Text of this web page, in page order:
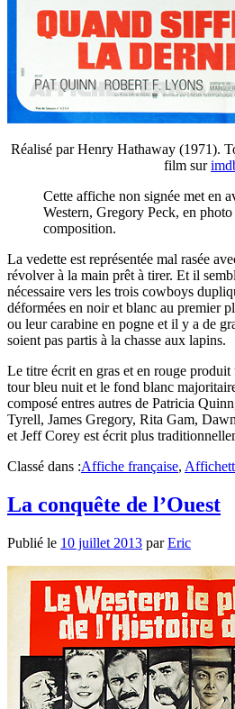
Réalisé par Henry Hathaway (1971).
film sur
Cette affiche non signée met en
Western, Gregory Peck, en
composition.
La vedette est représentée mal rasée
révolver à la main prêt à tirer. Et il
nécessaire vers les trois cowboys
déformées en noir et blanc au premier
ou leur carabine en pogne et il y a de
soient pas partis à la chasse aux lapins.
Le titre écrit en gras et en rouge produit
tour bleu nuit et le fond blanc
composé entres autres de Patricia
Tyrell, James Gregory, Rita Gam,
et Jeff Corey est écrit plus
Classé dans :Affiche française,
La conquête de l’Ouest
Publié le 10 juillet 2013 parEric